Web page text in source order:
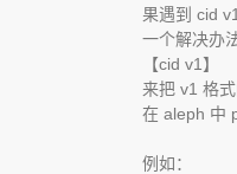
果遇到 cid
一个解决办
【cid v1】
来把 v1 格
在 aleph 中
例如：